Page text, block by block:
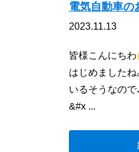
電気自動車の
2023.11.13
皆様こんにちわ
はじめましたね
いるそうなので
&#x ...